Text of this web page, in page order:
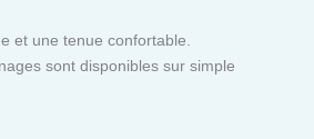
et une tenue confortable.
sont disponibles sur simple